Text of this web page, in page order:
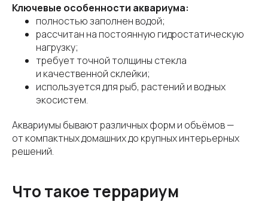
Ключевые особенности аквариума:
полностью заполнен водой;
рассчитан на постоянную гидростатическую
нагрузку;
требует точной толщины стекла
и качественной склейки;
используется для рыб, растений и водных
экосистем.
Аквариумы бывают различных форм и объёмов —
от компактных домашних до крупных интерьерных
решений.
Что такое террариум